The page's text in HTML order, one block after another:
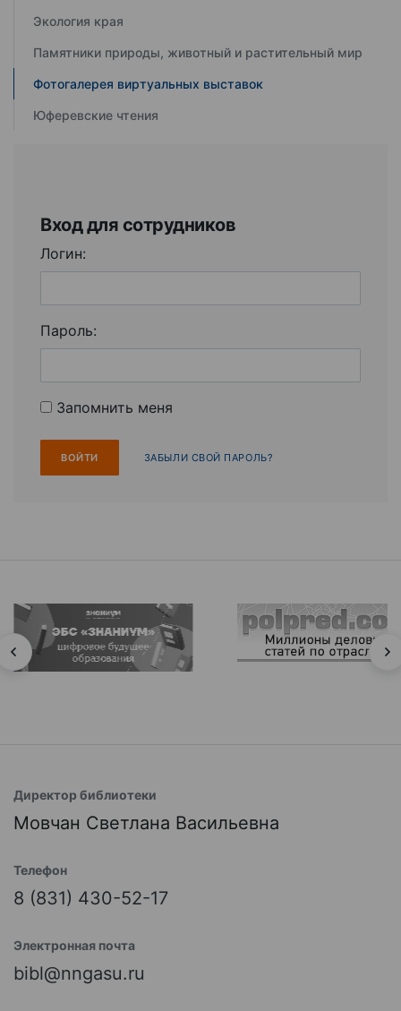
Экология края
Памятники природы, животный и растительный мир
Фотогалерея виртуальных выставок
Юферевские чтения
Вход для сотрудников
Логин:
Пароль:
Запомнить меня
ЗАБЫЛИ СВОЙ ПАРОЛЬ?
Директор библиотеки
Мовчан Светлана Васильевна
Телефон
8 (831) 430-52-17
Электронная почта
bibl@nngasu.ru